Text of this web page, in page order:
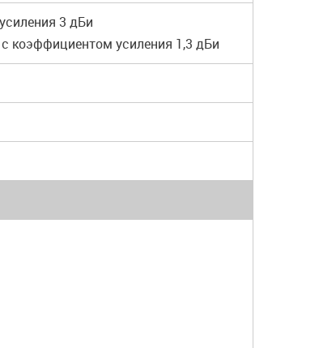
3 дБи
коэффициентом усиления 1,3 дБи